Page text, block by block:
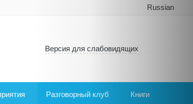
Russian
Версия для слабовидящих
Разговорный клуб Книги